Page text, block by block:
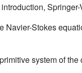
Springer-
Navier-Stokes
system of